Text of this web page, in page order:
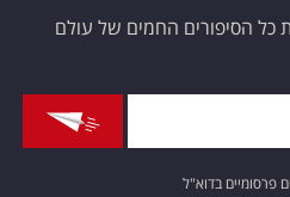
כל הסיפורים החמים של עולם
פרסומיים בדוא"ל